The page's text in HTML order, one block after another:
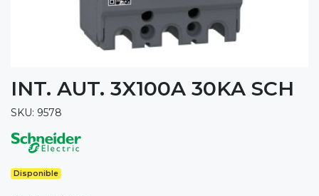
INT. AUT. 3X100A 30KA SCH
SKU: 9578
Disponible